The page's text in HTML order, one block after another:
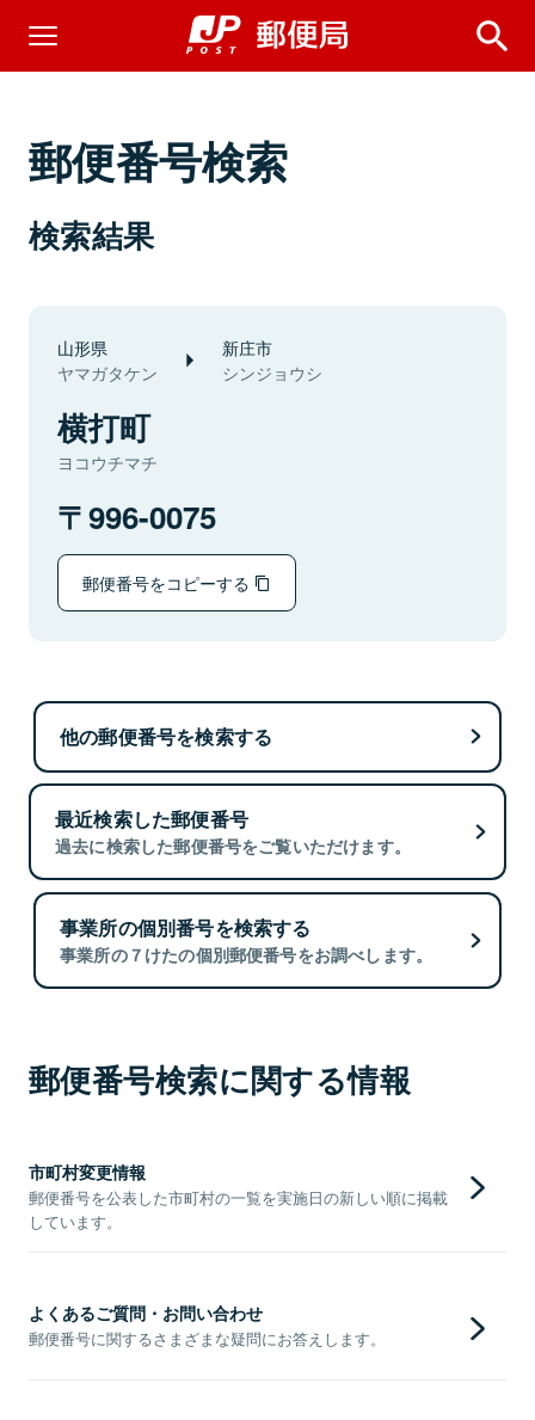
郵便番号検索
検索結果
山形県
ヤマガタケン
新庄市
シンジョウシ
横打町
ヨコウチマチ
996-0075
郵便番号をコピーする
他の郵便番号を検索する
最近検索した郵便番号
過去に検索した郵便番号をご覧いただけます。
事業所の個別番号を検索する
事業所の７けたの個別郵便番号をお調べします。
郵便番号検索に関する情報
市町村変更情報
郵便番号を公表した市町村の一覧を実施日の新しい順に掲載
しています。
よくあるご質問・お問い合わせ
郵便番号に関するさまざまな疑問にお答えします。